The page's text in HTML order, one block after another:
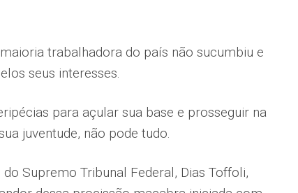
trabalhadora do país não sucumbiu e
seus interesses.
para açular sua base e pros­seguir na
juventude, não pode tudo.
Supremo Tribunal Federal, Dias Toffoli,